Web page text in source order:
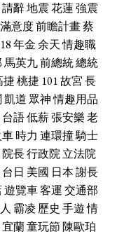
請辭地震花蓮強震
滿意度前瞻計畫蔡
年金余天情趣職
馬英九前總統總統
捷桃捷 101故宮長
凱道 眾神情趣用品
台語低薪張安樂老
時力 連環撞騎士
院長行政院立法院
台日 美國 日本謝長
遊覽車客運交通部
霸凌 歷史 手遊情
宜蘭童玩節陳歐珀